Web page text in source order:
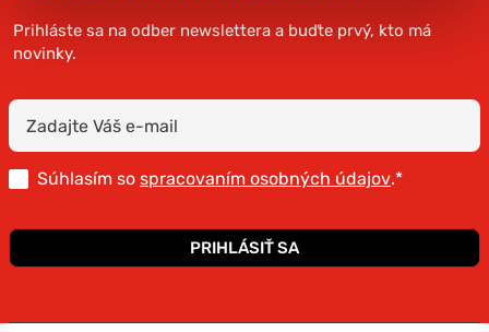
Prihláste sa na odber newslettera a buďte prvý, kto má
novinky.
Súhlasím so spracovaním osobných údajov.*
PRIHLÁSIŤ SA